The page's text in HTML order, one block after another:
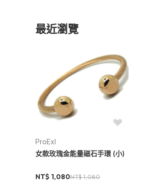
最近瀏覽
ProExl
女款玫瑰金能量磁石手環 (小)
NT$ 1,080NT$ 1,080